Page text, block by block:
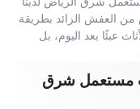
من العفش الزائد بطريقة
عبئًا بعد اليوم، بل
مستعمل شرق